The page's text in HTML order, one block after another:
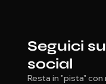
Seguici
social
Resta in "pista" con